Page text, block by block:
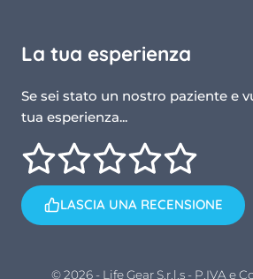
La tua esperienza
Se sei stato un nostro paziente e
tua esperienza...
LASCIA UNA RECENSIONE
© 2026 - Life Gear S.r.l.s - P.IVA e